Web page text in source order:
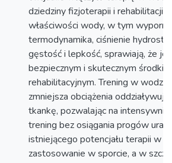
dziedziny fizjoterapii i rehabilitacji.
właściwości wody, w tym
termodynamika, ciśnienie
gęstość i lepkość, sprawiają, że
bezpiecznym i skutecznym
rehabilitacyjnym. Trening w wodzie
zmniejsza obciążenia
tkankę, pozwalając na
trening bez osiągania progów
istniejącego potencjału terapii w
zastosowanie w sporcie, a w